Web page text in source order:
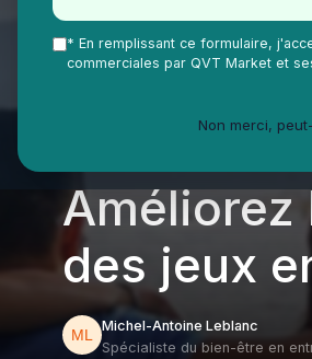
Améliorez
des jeux
Michel-Antoine Leblanc
Spécialiste du bien-être en
* En remplissant ce formulaire,
commerciales par QVT Market et
Non merci,